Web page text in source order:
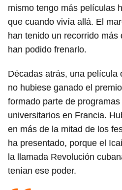
mismo tengo más películas
que cuando vivía allá. El
han tenido un recorrido
han podido frenarlo.
Décadas atrás, una película
no hubiese ganado el
formado parte de
universitarios en Francia.
en más de la mitad de los
ha presentado, porque el
la llamada Revolución
tenían ese poder.